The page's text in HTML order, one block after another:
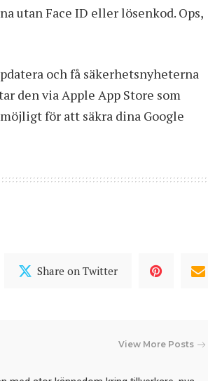
utan Face ID eller lösenkod. Ops,
och få säkerhetsnyheterna
den via Apple App Store som
för att säkra dina Google
Share on Twitter
View More Posts